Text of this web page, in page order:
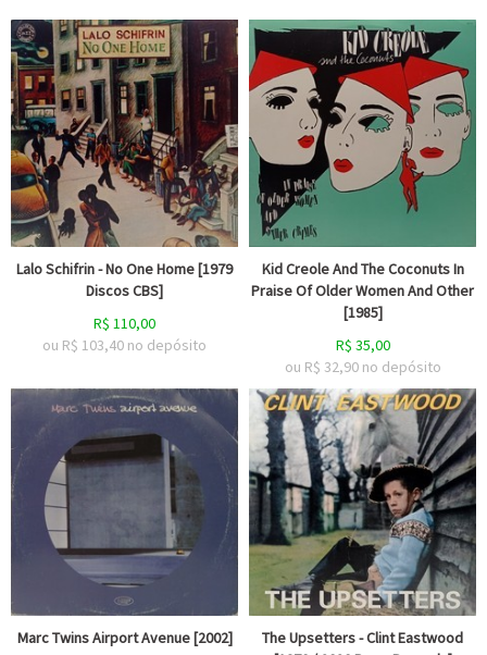
Lalo Schifrin - No One Home [1979
Discos CBS]
R$ 110,00
ou R$ 103,40 no depósito
Kid Creole And The Coconuts In
Praise Of Older Women And Other
[1985]
R$ 35,00
ou R$ 32,90 no depósito
Marc Twins Airport Avenue [2002]
The Upsetters - Clint Eastwood